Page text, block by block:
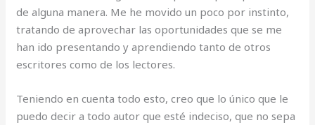
de alguna manera. Me he movido un poco por instinto,
tratando de aprovechar las oportunidades que se me
han ido presentando y aprendiendo tanto de otros
escritores como de los lectores.
Teniendo en cuenta todo esto, creo que lo único que le
puedo decir a todo autor que esté indeciso, que no sepa